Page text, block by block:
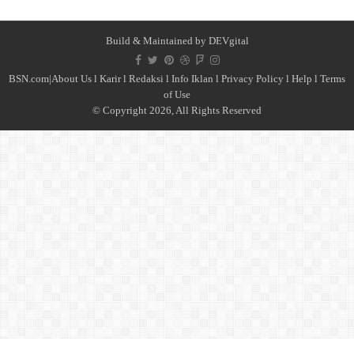
Build & Maintained by DEVgital
BSN.com|About Us l Karirl Redaksi l Info Iklan l Privacy Policy l Help l Terms
of Use
© Copyright 2026, All Rights Reserved